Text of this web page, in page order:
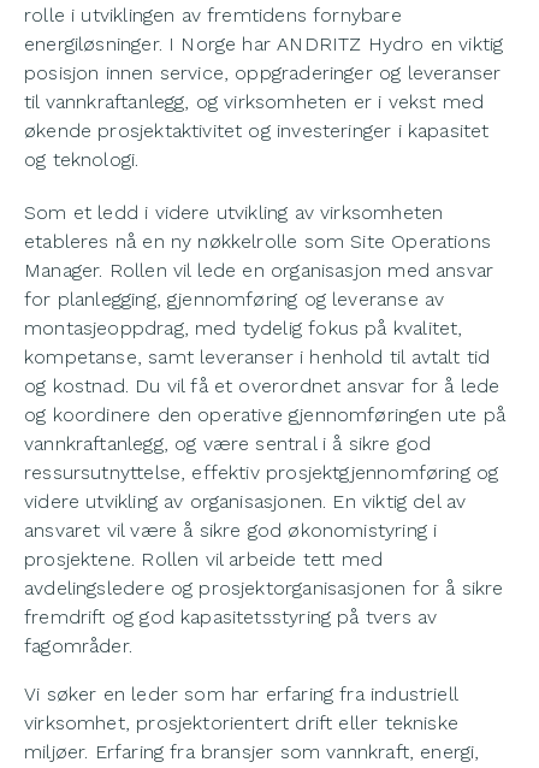
rolle i utviklingen av fremtidens fornybare
energiløsninger. I Norge har ANDRITZ Hydro en viktig
posisjon innen service, oppgraderinger og leveranser
til vannkraftanlegg, og virksomheten er i vekst med
økende prosjektaktivitet og investeringer i kapasitet
og teknologi.
Som et ledd i videre utvikling av virksomheten
etableres nå en ny nøkkelrolle som Site Operations
Manager. Rollen vil lede en organisasjon med ansvar
for planlegging, gjennomføring og leveranse av
montasjeoppdrag, med tydelig fokus på kvalitet,
kompetanse, samt leveranser i henhold til avtalt tid
og kostnad. Du vil få et overordnet ansvar for å lede
og koordinere den operative gjennomføringen ute på
vannkraftanlegg, og være sentral i å sikre god
ressursutnyttelse, effektiv prosjektgjennomføring og
videre utvikling av organisasjonen. En viktig del av
ansvaret vil være å sikre god økonomistyring i
prosjektene. Rollen vil arbeide tett med
avdelingsledere og prosjektorganisasjonen for å sikre
fremdrift og god kapasitetsstyring på tvers av
fagområder.
Vi søker en leder som har erfaring fra industriell
virksomhet, prosjektorientert drift eller tekniske
miljøer. Erfaring fra bransjer som vannkraft, energi,